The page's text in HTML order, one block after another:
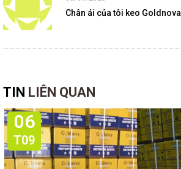
Chân ái của tôi keo Goldnova
TIN LIÊN QUAN
06
T09